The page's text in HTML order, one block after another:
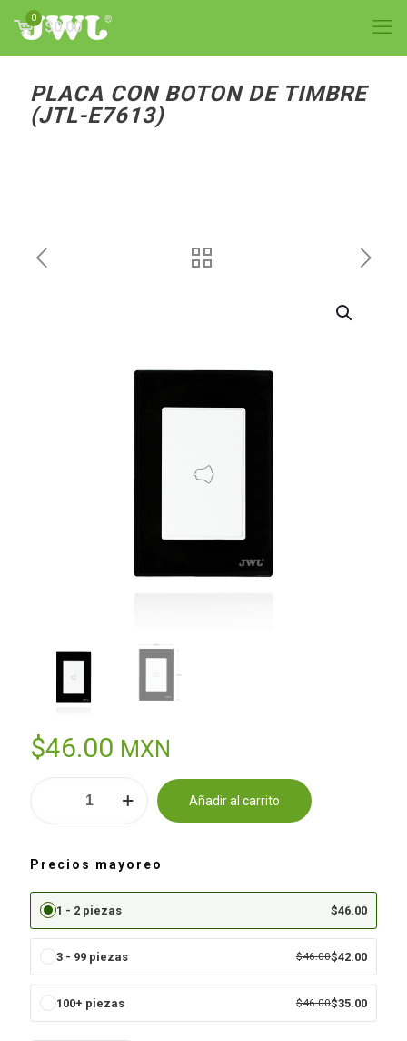
0
$0.00
PLACA CON BOTON DE TIMBRE
(JTL-E7613)
$46.00 MXN
(JTL-
cantidad
Añadir al carrito
Alternative:
Precios mayoreo
1 - 2 piezas $46.00
3 - 99 piezas $46.00$42.00
100+ piezas $46.00$35.00